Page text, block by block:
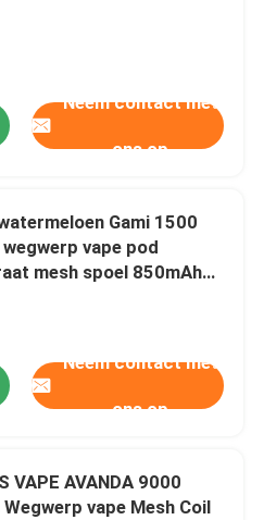
Neem contact met
ons op
Gami 1500
vape pod
mesh spoel 850mAh
Neem contact met
ons op
VAPE AVANDA 9000
vape Mesh Coil